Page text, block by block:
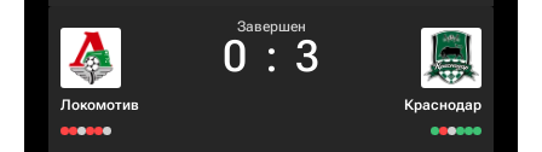
Локомотив
Завершен
0 : 3
Краснодар